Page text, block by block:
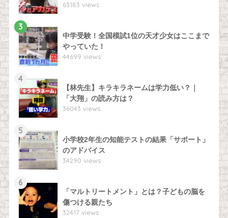
63183 views
3
中学受験！全国模試1位の天才少女はここまで
やっていた！
44699 views
4
【林先生】キラキラネームは学力低い？｜
「大翔」の読み方は？
36043 views
5
小学校2年生の知能テストの結果「サポート」
のアドバイス
34290 views
6
「マルトリートメント」とは？子どもの脳を
傷つける親たち
32417 views